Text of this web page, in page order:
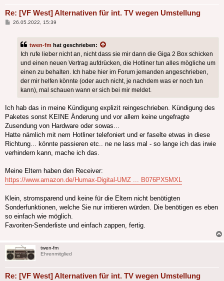
Re: [VF West] Alternativen für int. TV wegen Umstellung
Beitrag
26.05.2022, 15:39
twen-fm hat geschrieben:
Ich rufe lieber nicht an, nicht dass sie mir dann die Giga 2 Box schicken
und einen neuen Vertrag aufdrücken, die Hotliner tun alles mögliche um
einen zu behalten. Ich habe hier im Forum jemanden angeschrieben,
der mir helfen könnte (oder auch nicht, je nachdem was er noch tun
kann), mal schauen wann er sich bei mir meldet.
Ich hab das in meine Kündigung explizit reingeschrieben. Kündigung des
Paketes sonst KEINE Änderung und vor allem keine ungefragte
Zusendung von Hardware oder sowas...
Hatte nämlich mit nem Hotliner telefoniert und er faselte etwas in diese
Richtung... könnte passieren etc.. ne ne lass mal - so lange ich das irwie
verhindern kann, mache ich das.
Meine Eltern haben den Receiver:
https://www.amazon.de/Humax-Digital-UMZ ... B076PX5MXL
Klein, stromsparend und keine für die Eltern nicht benötigten
Sonderfunktionen, welche Sie nur irritieren würden. Die benötigen es eben
so einfach wie möglich.
Favoriten-Senderliste und einfach zappen, fertig.
twen-fm
Ehrenmitglied
Re: [VF West] Alternativen für int. TV wegen Umstellung